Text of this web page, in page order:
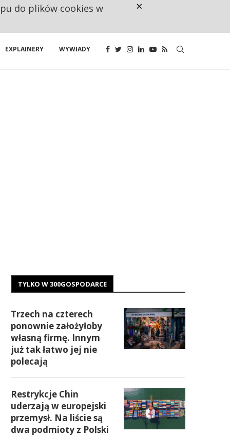
EXPLAINERY WYWIADY
TYLKO W 300GOSPODARCE
Trzech na czterech
ponownie założyłoby
własną firmę. Innym
już tak łatwo jej nie
polecają
Restrykcje Chin
uderzają w europejski
przemysł. Na liście są
dwa podmioty z Polski
do plików cookies w ×